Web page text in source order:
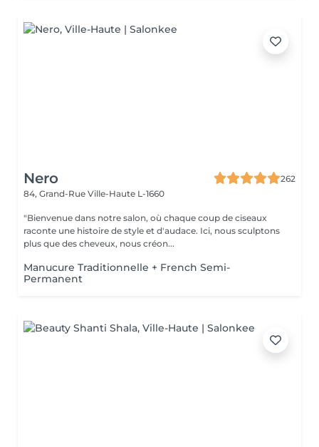
Nero
262
84, Grand-Rue Ville-Haute L-1660
"Bienvenue dans notre salon, où chaque coup de ciseaux
raconte une histoire de style et d'audace. Ici, nous sculptons
plus que des cheveux, nous créon...
Manucure Traditionnelle + French Semi-
Permanent